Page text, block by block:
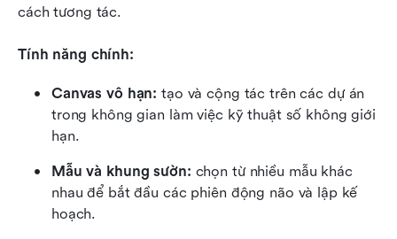
cách tương tác.
Tính năng chính:
Canvas vô hạn: tạo và cộng tác trên các dự án
trong không gian làm việc kỹ thuật số không giới
hạn.
Mẫu và khung sườn: chọn từ nhiều mẫu khác
nhau để bắt đầu các phiên động não và lập kế
hoạch.